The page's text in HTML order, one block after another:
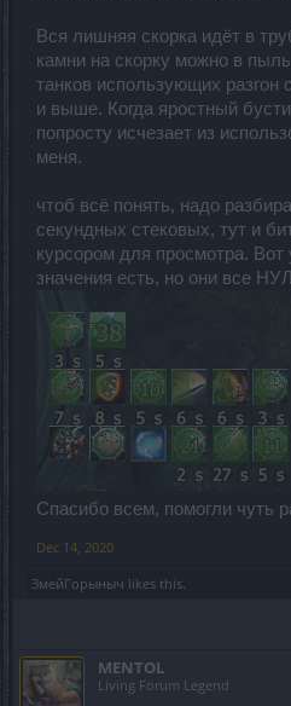
Вся лишняя скорка идёт в
камни на скорку можно в
танков использующих разгон
и выше. Когда яростный
попросту исчезает из
меня.
чтоб всё понять, надо
секундных стековых, тут и
курсором для просмотра. Вот
значения есть, но они все
Спасибо всем, помогли чуть
Dec 14, 2020
ЗмейГорыныч likes this.
MENTOL
Living Forum Legend